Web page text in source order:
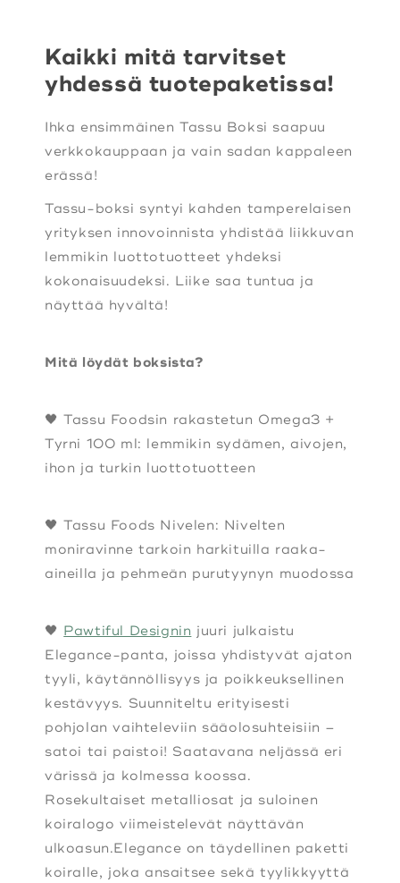
Kaikki mitä tarvitset
yhdessä tuotepaketissa!
Ihka ensimmäinen Tassu Boksi saapuu
verkkokauppaan ja vain sadan kappaleen
erässä!
Tassu-boksi syntyi kahden tamperelaisen
yrityksen innovoinnista yhdistää liikkuvan
lemmikin luottotuotteet yhdeksi
kokonaisuudeksi. Liike saa tuntua ja
näyttää hyvältä!
Mitä löydät boksista?
🖤 Tassu Foodsin rakastetun Omega3 +
Tyrni 100 ml: lemmikin sydämen, aivojen,
ihon ja turkin luottotuotteen
🖤 Tassu Foods Nivelen: Nivelten
moniravinne tarkoin harkituilla raaka-
aineilla ja pehmeän purutyynyn muodossa
🖤 Pawtiful Designin juuri julkaistu
Elegance-panta, joissa yhdistyvät ajaton
tyyli, käytännöllisyys ja poikkeuksellinen
kestävyys. Suunniteltu erityisesti
pohjolan vaihteleviin sääolosuhteisiin –
satoi tai paistoi! Saatavana neljässä eri
värissä ja kolmessa koossa.
Rosekultaiset metalliosat ja suloinen
koiralogo viimeistelevät näyttävän
ulkoasun.Elegance on täydellinen paketti
koiralle, joka ansaitsee sekä tyylikkyyttä